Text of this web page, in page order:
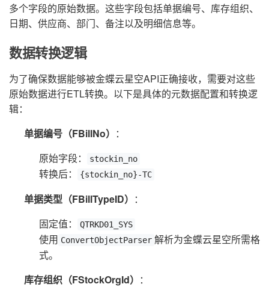
多个字段的原始数据。这些字段包括单据编号、库存组织、
日期、供应商、部门、备注以及明细信息等。
数据转换逻辑
为了确保数据能够被金蝶云星空API正确接收，需要对这些
原始数据进行ETL转换。以下是具体的元数据配置和转换逻
辑：
单据编号（FBillNo） ：
原始字段：
stockin_no
转换后： {stockin_no}-TC
单据类型（FBillTypeID） ：
固定值：
QTRKD01_SYS
使用 ConvertObjectParser 解析为金蝶云星空所需格
式。
库存组织（FStockOrgId） ：